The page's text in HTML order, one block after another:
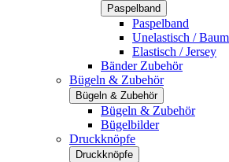
Paspelband
Paspelband
Unelastisch /
Elastisch / Jersey
Bänder Zubehör
Bügeln & Zubehör
Bügeln & Zubehör
Bügeln & Zubehör
Bügelbilder
Druckknöpfe
Druckknöpfe